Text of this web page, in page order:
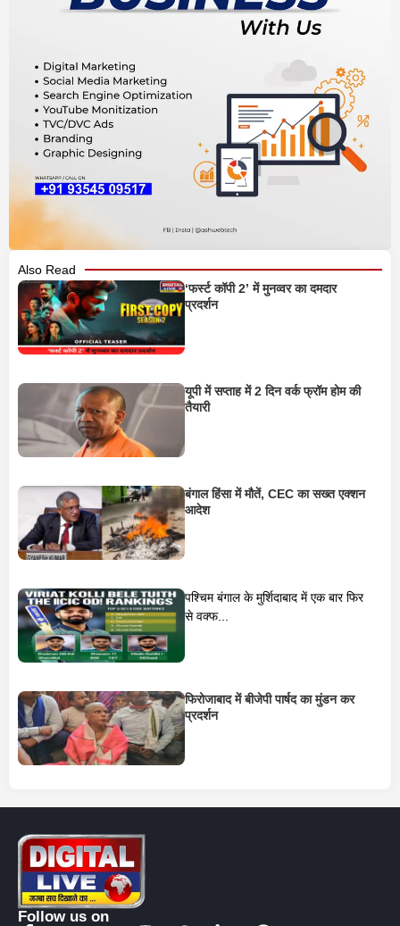
Also Read
‘फर्स्ट कॉपी 2’ में मुनव्वर का दमदार
प्रदर्शन
यूपी में सप्ताह में 2 दिन वर्क फ्रॉम होम की
तैयारी
बंगाल हिंसा में मौतें, CEC का सख्त एक्शन
आदेश
पश्चिम बंगाल के मुर्शिदाबाद में एक बार फिर
से वक्फ...
फिरोजाबाद में बीजेपी पार्षद का मुंडन कर
प्रदर्शन
Follow us on